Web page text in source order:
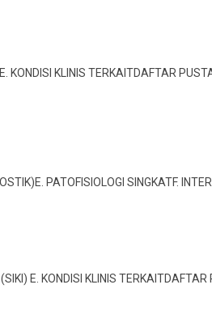
KONDISI KLINIS TERKAITDAFTAR
PATOFISIOLOGI SINGKATF.
E. KONDISI KLINIS